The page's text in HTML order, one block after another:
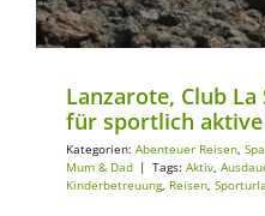
Lanzarote, Club
für sportlich
Kategorien: Abenteuer Reisen,
Mum & Dad | Tags: Aktiv,
Kinderbetreuung, Reisen,